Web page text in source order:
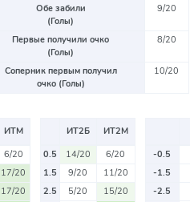
Обе забили
(Голы)
9/20
Первые получили очко
(Голы)
8/20
Соперник первым получил
очко (Голы)
10/20
ИТМ
6/20
17/20
17/20
ИТ2Б
ИТ2М
0.5
14/20
6/20
1.5
9/20
11/20
2.5
5/20
15/20
-0.5
-1.5
-2.5